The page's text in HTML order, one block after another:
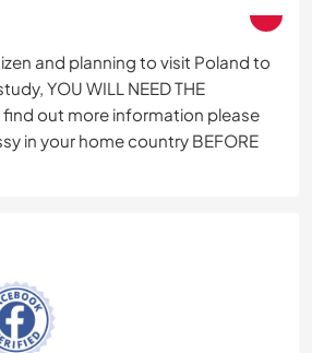
and planning to visit Poland to
YOU WILL NEED THE
find out more information please
in your home country BEFORE